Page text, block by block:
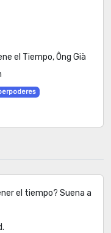
el Tiempo, Ông Già
el tiempo? Suena a